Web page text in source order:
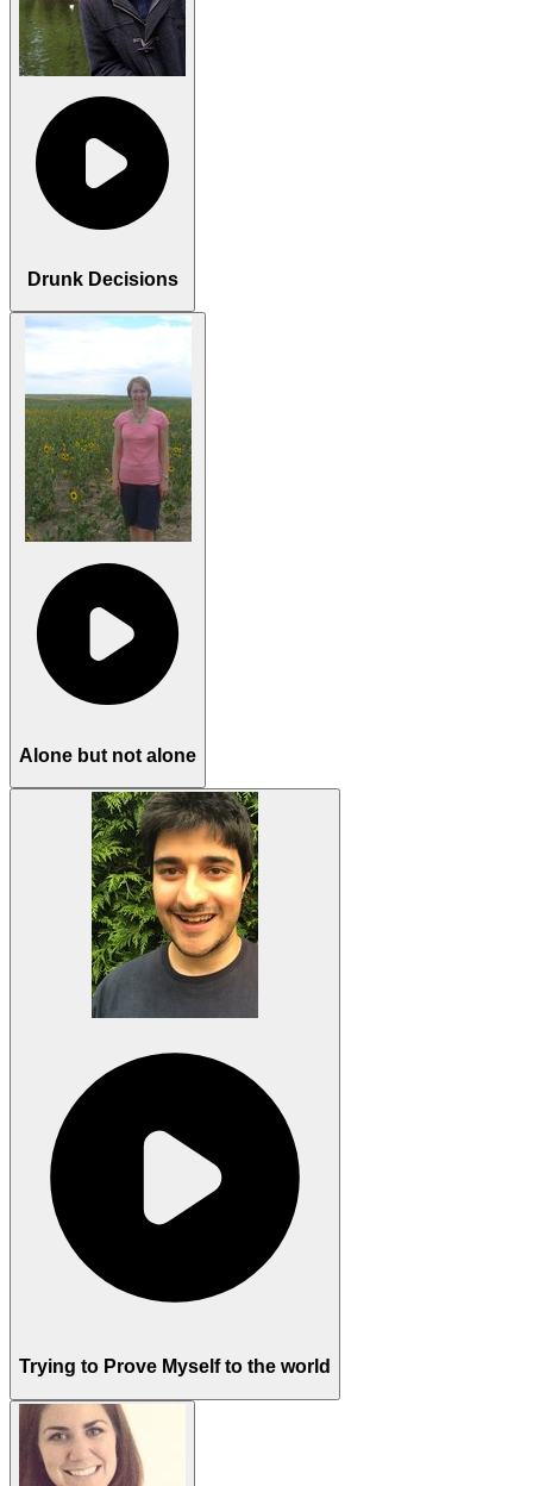
Drunk Decisions
Alone but not alone
Trying to Prove Myself to the world